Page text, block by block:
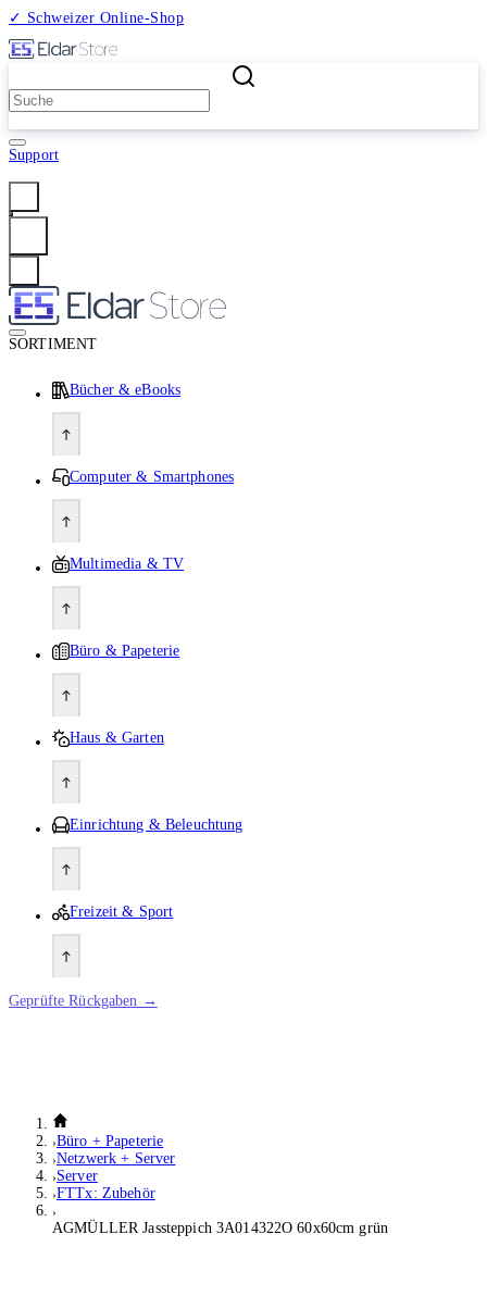
✓ Schweizer Online-Shop
Support
SORTIMENT
Bücher & eBooks
Computer & Smartphones
Multimedia & TV
Büro & Papeterie
Haus & Garten
Einrichtung & Beleuchtung
Freizeit & Sport
Geprüfte Rückgaben →
Büro + Papeterie
Netzwerk + Server
Server
FTTx: Zubehör
AGMÜLLER Jassteppich 3A014322O 60x60cm grün